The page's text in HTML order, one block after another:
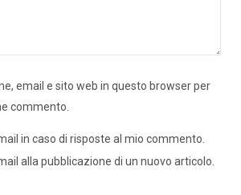
email e sito web in questo browser per
commento.
in caso di risposte al mio commento.
alla pubblicazione di un nuovo articolo.